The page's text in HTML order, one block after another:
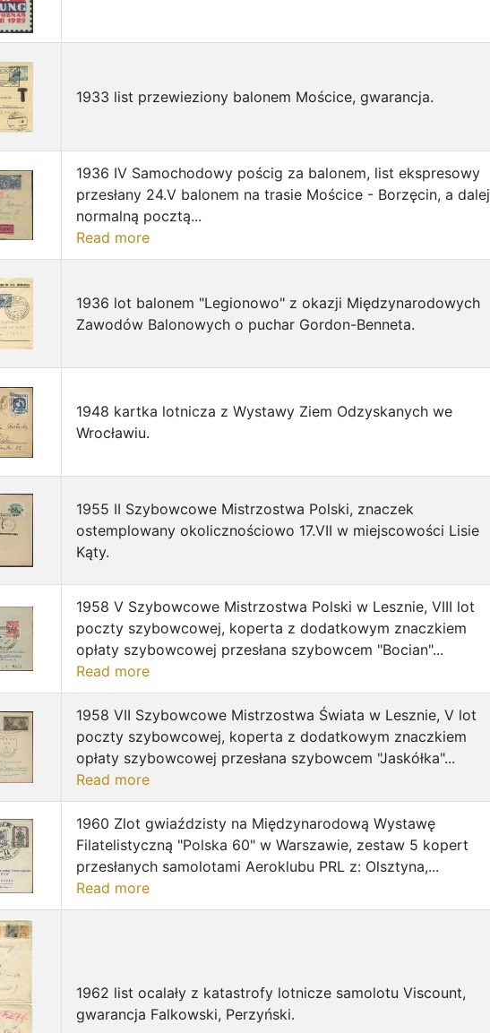
1933 list przewieziony balonem Mościce, gwarancja.
1936 IV Samochodowy pościg za balonem, list ekspresowy
przesłany 24.V balonem na trasie Mościce - Borzęcin, a dalej
normalną pocztą...
Read more
1936 lot balonem "Legionowo" z okazji Międzynarodowych
Zawodów Balonowych o puchar Gordon-Benneta.
1948 kartka lotnicza z Wystawy Ziem Odzyskanych we
Wrocławiu.
1955 II Szybowcowe Mistrzostwa Polski, znaczek
ostemplowany okolicznościowo 17.VII w miejscowości Lisie
Kąty.
1958 V Szybowcowe Mistrzostwa Polski w Lesznie, VIII lot
poczty szybowcowej, koperta z dodatkowym znaczkiem
opłaty szybowcowej przesłana szybowcem "Bocian"...
Read more
1958 VII Szybowcowe Mistrzostwa Świata w Lesznie, V lot
poczty szybowcowej, koperta z dodatkowym znaczkiem
opłaty szybowcowej przesłana szybowcem "Jaskółka"...
Read more
1960 Zlot gwiaździsty na Międzynarodową Wystawę
Filatelistyczną "Polska 60" w Warszawie, zestaw 5 kopert
przesłanych samolotami Aeroklubu PRL z: Olsztyna,...
Read more
1962 list ocalały z katastrofy lotnicze samolotu Viscount,
gwarancja Falkowski, Perzyński.